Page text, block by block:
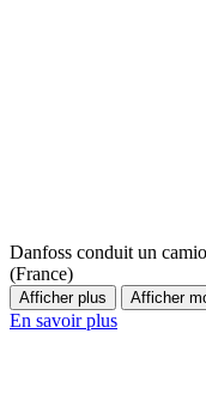
Danfoss conduit un
(France)
Afficher plus Afficher
En savoir plus